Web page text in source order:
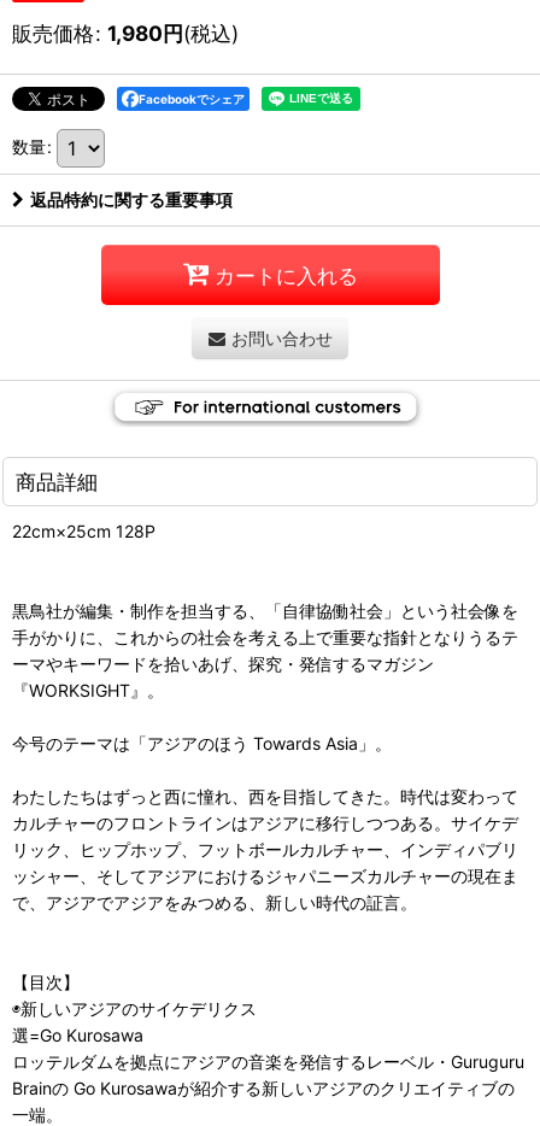
販売価格: 1,980円(税込)
Facebookでシェア
数量:
返品特約に関する重要事項
カートに入れる
お問い合わせ
商品詳細
22cm×25cm 128P
黒鳥社が編集・制作を担当する、「自律協働社会」という社会像を
手がかりに、これからの社会を考える上で重要な指針となりうるテ
ーマやキーワードを拾いあげ、探究・発信するマガジン
『WORKSIGHT』。
今号のテーマは「アジアのほう Towards Asia」。
わたしたちはずっと西に憧れ、西を目指してきた。時代は変わって
カルチャーのフロントラインはアジアに移行しつつある。サイケデ
リック、ヒップホップ、フットボールカルチャー、インディパブリ
ッシャー、そしてアジアにおけるジャパニーズカルチャーの現在ま
で、アジアでアジアをみつめる、新しい時代の証言。
【目次】
◉新しいアジアのサイケデリクス
選=Go Kurosawa
ロッテルダムを拠点にアジアの音楽を発信するレーベル・Guruguru
Brainの Go Kurosawaが紹介する新しいアジアのクリエイティブの
一端。